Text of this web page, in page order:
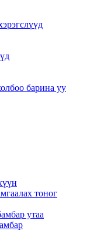
барина уу
тоног
утаа